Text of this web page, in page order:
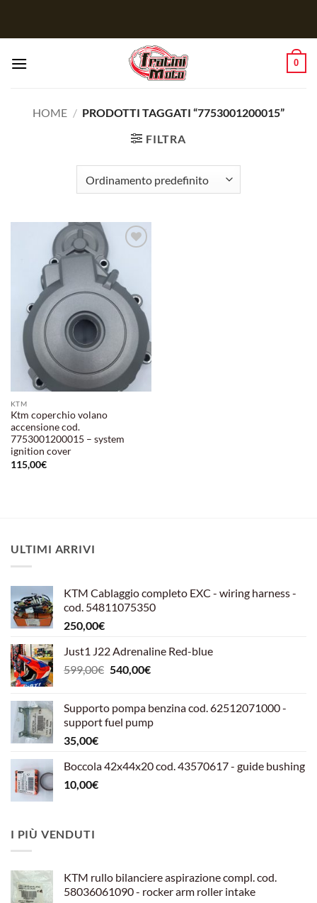
0
HOME / PRODOTTI TAGGATI “7753001200015”
FILTRA
alla lista
desideri
KTM
Ktm coperchio volano
accensione cod.
7753001200015 – system
ignition cover
115,00€
ULTIMI ARRIVI
KTM Cablaggio completo EXC - wiring harness -
cod. 54811075350
250,00€
Just1 J22 Adrenaline Red-blue
599,00€ Il
era:
599,00€.
540,00€Il
è:
540,00€.
Supporto pompa benzina cod. 62512071000 -
support fuel pump
35,00€
Boccola 42x44x20 cod. 43570617 - guide bushing
10,00€
I PIÙ VENDUTI
KTM rullo bilanciere aspirazione compl. cod.
58036061090 - rocker arm roller intake